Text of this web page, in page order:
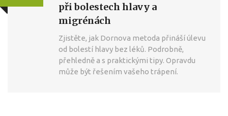
při bolestech hlavy a
migrénách
Zjistěte, jak Dornova metoda přináší úlevu
od bolestí hlavy bez léků. Podrobně,
přehledně a s praktickými tipy. Opravdu
může být řešením vašeho trápení.